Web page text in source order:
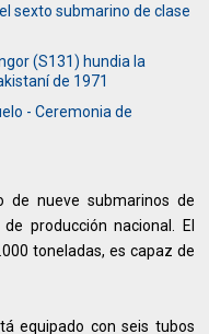
sexto submarino de clase
(S131) hundia la
de 1971
- Ceremonia de
de nueve submarinos de
producción nacional. El
toneladas, es capaz de
equipado con seis tubos